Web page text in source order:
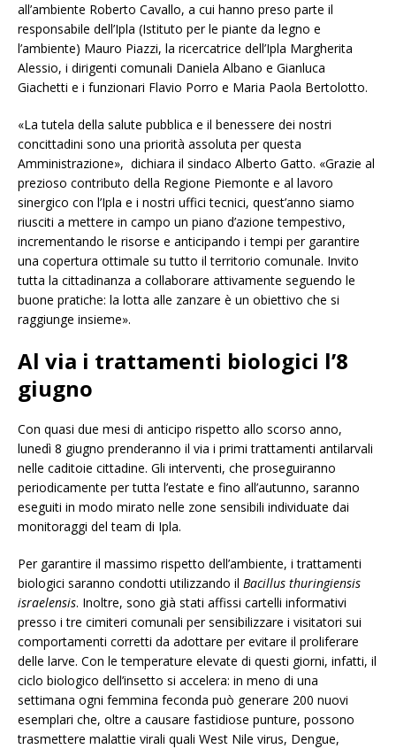
all’ambiente Roberto Cavallo, a cui hanno preso parte il
responsabile dell’Ipla (Istituto per le piante da legno e
l’ambiente) Mauro Piazzi, la ricercatrice dell’Ipla Margherita
Alessio, i dirigenti comunali Daniela Albano e Gianluca
Giachetti e i funzionari Flavio Porro e Maria Paola Bertolotto.
«La tutela della salute pubblica e il benessere dei nostri
concittadini sono una priorità assoluta per questa
Amministrazione», dichiara il sindaco Alberto Gatto. «Grazie al
prezioso contributo della Regione Piemonte e al lavoro
sinergico con l’Ipla e i nostri uffici tecnici, quest’anno siamo
riusciti a mettere in campo un piano d’azione tempestivo,
incrementando le risorse e anticipando i tempi per garantire
una copertura ottimale su tutto il territorio comunale. Invito
tutta la cittadinanza a collaborare attivamente seguendo le
buone pratiche: la lotta alle zanzare è un obiettivo che si
raggiunge insieme».
Al via i trattamenti biologici l’8
giugno
Con quasi due mesi di anticipo rispetto allo scorso anno,
lunedì 8 giugno prenderanno il via i primi trattamenti antilarvali
nelle caditoie cittadine. Gli interventi, che proseguiranno
periodicamente per tutta l’estate e fino all’autunno, saranno
eseguiti in modo mirato nelle zone sensibili individuate dai
monitoraggi del team di Ipla.
Per garantire il massimo rispetto dell’ambiente, i trattamenti
biologici saranno condotti utilizzando il Bacillus thuringiensis
israelensis. Inoltre, sono già stati affissi cartelli informativi
presso i tre cimiteri comunali per sensibilizzare i visitatori sui
comportamenti corretti da adottare per evitare il proliferare
delle larve. Con le temperature elevate di questi giorni, infatti, il
ciclo biologico dell’insetto si accelera: in meno di una
settimana ogni femmina feconda può generare 200 nuovi
esemplari che, oltre a causare fastidiose punture, possono
trasmettere malattie virali quali West Nile virus, Dengue,